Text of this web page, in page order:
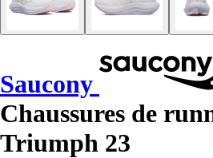
Saucony
Chaussures de
Triumph 23